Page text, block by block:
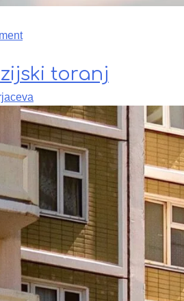
on Gde probati ruske palačinke?
toranj